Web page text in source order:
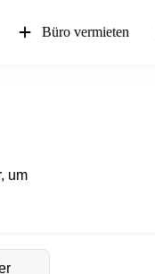
Büro vermieten
um